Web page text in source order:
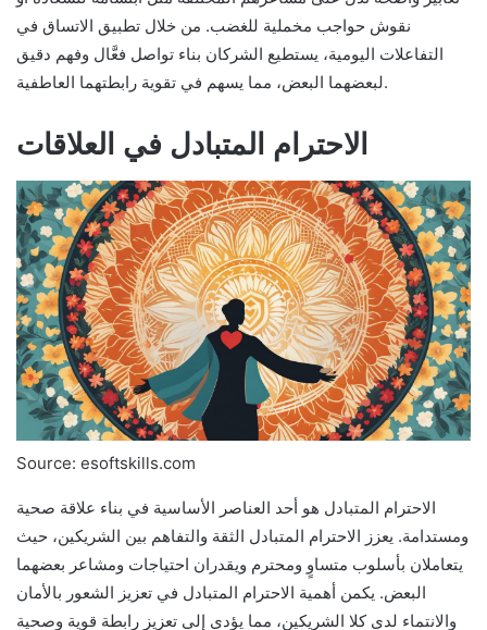
نقوش حواجب مخملية للغضب. من خلال تطبيق الاتساق في
التفاعلات اليومية، يستطيع الشركان بناء تواصل فعَّال وفهم دقيق
لبعضهما البعض، مما يسهم في تقوية رابطتهما العاطفية.
الاحترام المتبادل في العلاقات
Source: esoftskills.com
الاحترام المتبادل هو أحد العناصر الأساسية في بناء علاقة صحية
ومستدامة. يعزز الاحترام المتبادل الثقة والتفاهم بين الشريكين، حيث
يتعاملان بأسلوب متساوٍ ومحترم ويقدران احتياجات ومشاعر بعضهما
البعض. يكمن أهمية الاحترام المتبادل في تعزيز الشعور بالأمان
والانتماء لدى كلا الشريكين، مما يؤدي إلى تعزيز رابطة قوية وصحية